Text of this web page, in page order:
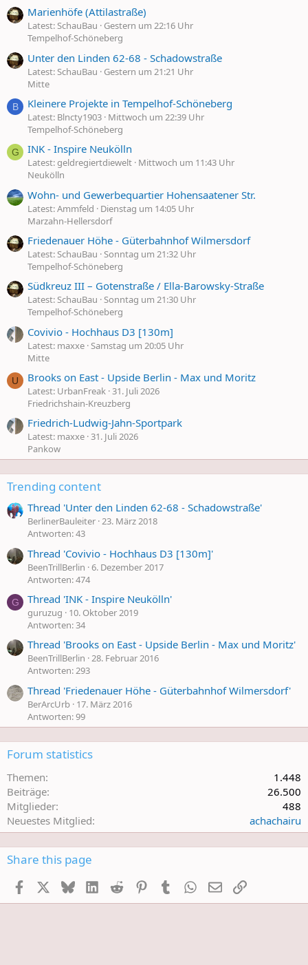
Marienhöfe (Attilastraße)
Latest: SchauBau
Gestern um 22:16 Uhr
Tempelhof-Schöneberg
Unter den Linden 62-68 - Schadowstraße
Latest: SchauBau
Gestern um 21:21 Uhr
Mitte
B Kleinere Projekte in Tempelhof-Schöneberg
Latest: Blncty1903 Mittwoch um 22:39 Uhr
Tempelhof-Schöneberg
G INK - Inspire Neukölln
Latest: geldregiertdiewelt Mittwoch um 11:43 Uhr
Neukölln
Wohn- und Gewerbequartier Hohensaatener Str.
Latest: Ammfeld
Dienstag um 14:05 Uhr
Marzahn-Hellersdorf
Friedenauer Höhe - Güterbahnhof Wilmersdorf
Latest: SchauBau Sonntag um 21:32 Uhr
Tempelhof-Schöneberg
Südkreuz III – Gotenstraße / Ella-Barowsky-Straße
Latest: SchauBau Sonntag um 21:30 Uhr
Tempelhof-Schöneberg
Covivio - Hochhaus D3 [130m]
Latest: maxxe Samstag um 20:05 Uhr
Mitte
U Brooks on East - Upside Berlin - Max und Moritz
Latest: UrbanFreak 31. Juli 2026
Friedrichshain-Kreuzberg
Friedrich-Ludwig-Jahn-Sportpark
Latest: maxxe 31. Juli 2026
Pankow
Trending content
Thread 'Unter den Linden 62-68 - Schadowstraße'
BerlinerBauleiter 23. März 2018
Antworten: 43
Thread 'Covivio - Hochhaus D3 [130m]'
BeenTrillBerlin 6. Dezember 2017
Antworten: 474
G Thread 'INK - Inspire Neukölln'
guruzug
10. Oktober 2019
Antworten: 34
Thread 'Brooks on East - Upside Berlin - Max und Moritz'
BeenTrillBerlin 28. Februar 2016
Antworten: 293
Thread 'Friedenauer Höhe - Güterbahnhof Wilmersdorf'
BerArcUrb 17. März 2016
Antworten: 99
Forum statistics
Themen
1.448
Beiträge
26.500
Mitglieder
488
Neuestes Mitglied
achachairu
Share this page
Facebook BlueskyLinkedInReddit PinterestTumblr WhatsApp
E-MailLink